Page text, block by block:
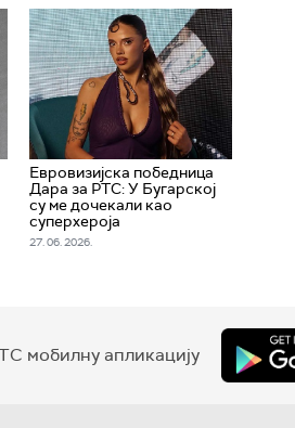
Евровизијска победница
Дара за РТС: У Бугарској
су ме дочекали као
суперхероја
27. 06. 2026.
мобилну апликацију